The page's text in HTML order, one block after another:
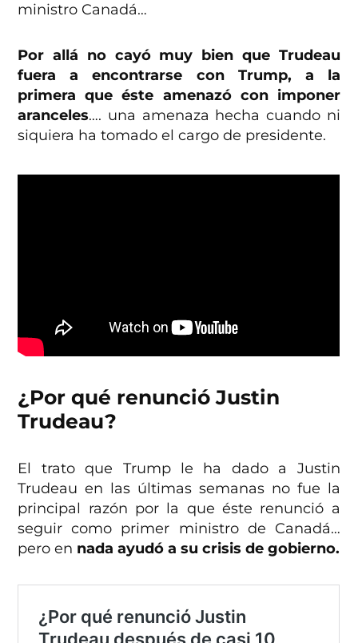
ministro Canadá…
Por allá no cayó muy bien que Trudeau
fuera a encontrarse con Trump, a la
primera que éste amenazó con imponer
aranceles…. una amenaza hecha cuando ni
siquiera ha tomado el cargo de presidente.
¿Por qué renunció Justin
Trudeau?
El trato que Trump le ha dado a Justin
Trudeau en las últimas semanas no fue la
principal razón por la que éste renunció a
seguir como primer ministro de Canadá…
pero en nada ayudó a su crisis de gobierno.